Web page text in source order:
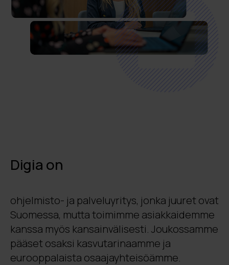
Digia on
ohjelmisto- ja palveluyritys, jonka juuret ovat
Suomessa, mutta toimimme asiakkaidemme
kanssa myös kansainvälisesti. Joukossamme
pääset osaksi kasvutarinaamme ja
eurooppalaista osaajayhteisöämme.